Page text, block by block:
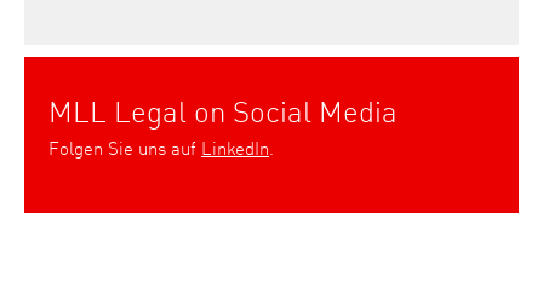
MLL Legal on Social Media
Folgen Sie uns auf LinkedIn.